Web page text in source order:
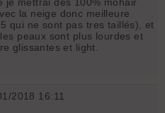
la neige donc meilleure
qui ne sont pas tres taillés), et
peaux sont plus lourdes et
glissantes et light.
2018 16:11